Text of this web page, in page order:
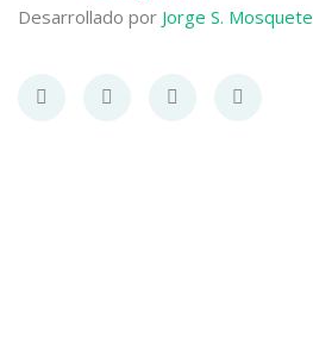
Desarrollado por Jorge S. Mosquete